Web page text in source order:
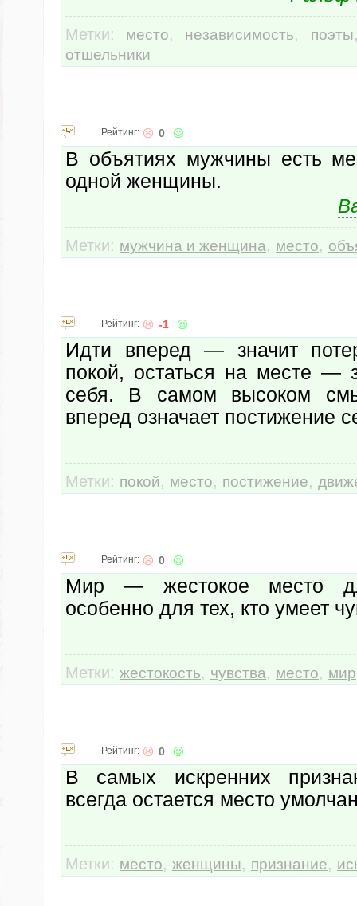
Метки: место, независимость, поэты
отшельники
Рейтинг: 0
В объятиях мужчины есть
одной женщины.
Метки: мужчина и женщина, место,
Рейтинг: -1
Идти вперед — значит
покой, остаться на месте —
себя. В самом высоком
вперед означает постижение
Метки: покой, место, постижение,
Рейтинг: 0
Мир — жестокое место
особенно для тех, кто умеет
Метки: жестокость, чувства, место, мир
Рейтинг: 0
В самых искренних
всегда остается место
Метки: место, женщины, признание,